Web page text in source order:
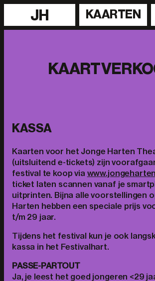
JH KAARTEN
KASSA
Kaarten voor het Jonge Harten
(uitsluitend e-tickets) zijn
festival te koop via
ticket laten scannen vanaf je
uitprinten. Bijna alle voorstellingen
Harten hebben een speciale prijs
t/m 29 jaar.
Tijdens het festival kun je ook
kassa in het Festivalhart.
PASSE-PARTOUT
Ja, je leest het goed jongeren <29